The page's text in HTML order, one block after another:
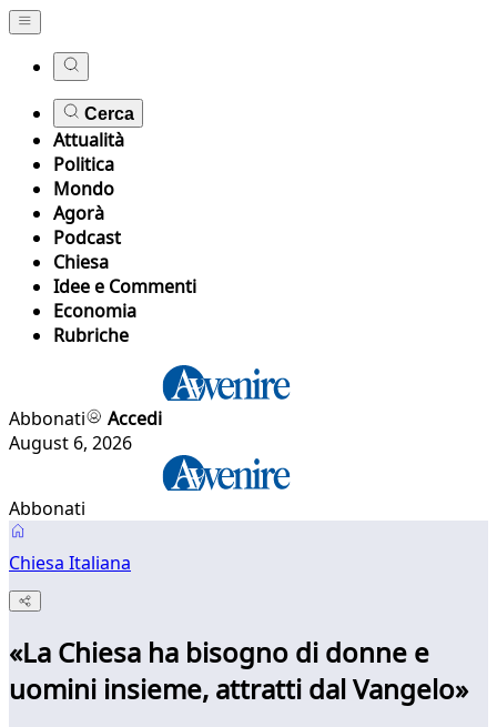
Cerca
Attualità
Politica
Mondo
Agorà
Podcast
Chiesa
Idee e Commenti
Economia
Rubriche
Abbonati
Accedi
August 6, 2026
Abbonati
Chiesa Italiana
«La Chiesa ha bisogno di donne e
uomini insieme, attratti dal Vangelo»